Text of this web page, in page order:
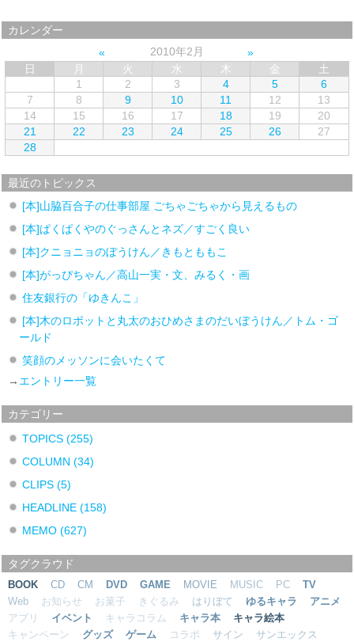
カレンダー
2010年2月
日
月 火 水 木 金
土
1
2 3 4 5
6
7
8 9 10 11 12
13
14
15 16 17 18 19
20
21
22 23 24 25 26
27
28
最近のトピックス
[本]山脇百合子の仕事部屋 ごちゃごちゃから見えるもの
[本]ぱくぱくやのぐっさんとネズ／すごく良い
[本]クニョニョのぼうけん／きもとももこ
[本]がっぴちゃん／高山一実・文、みるく・画
住友銀行の「ゆきんこ」
[本]木のロボットと丸太のおひめさまのだいぼうけん／トム・ゴ
ールド
笑顔のメッソンに会いたくて
→ エントリー一覧
カテゴリー
TOPICS(255)
COLUMN(34)
CLIPS(5)
HEADLINE(158)
MEMO(627)
タグクラウド
BOOK CD CM DVD GAME MOVIE MUSIC PC
TV
Web
お知らせ お菓子 きぐるみ はりぼて ゆるキャラ
アニメ
アプリ
イベント キャラコラム キャラ本
キャラ絵本
キャンペーン
グッズ ゲーム コラボ サイン
サンエックス